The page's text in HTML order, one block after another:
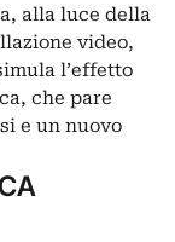
alla luce della
video,
l’effetto
che pare
e un nuovo